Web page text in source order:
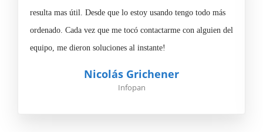
Nicolás Grichener
Infopan
resulta mas útil. Desde que lo estoy usando tengo todo más
ordenado. Cada vez que me tocó contactarme con alguien del
equipo, me dieron soluciones al instante!